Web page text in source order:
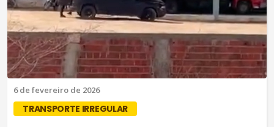
6 de fevereiro de 2026
TRANSPORTE IRREGULAR